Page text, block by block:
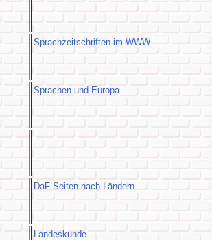
Sprachzeitschriften im WWW
Sprachen und Europa
DaF-Seiten nach Ländern
Landeskunde